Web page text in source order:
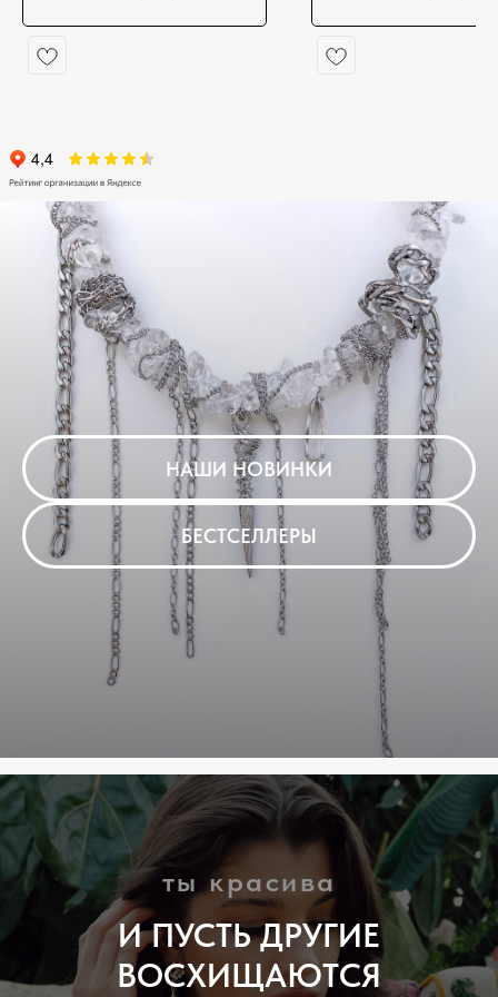
НАШИ НОВИНКИ
БЕСТСЕЛЛЕРЫ
ты красива
И ПУСТЬ ДРУГИЕ
ВОСХИЩАЮТСЯ